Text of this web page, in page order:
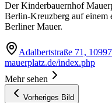
Der Kinderbauernhof
Berlin-Kreuzberg auf einem
Berliner Mauer.
Adalbertstraße 71,
mauerplatz.de/index.php
Mehr sehen
Vorheriges Bild